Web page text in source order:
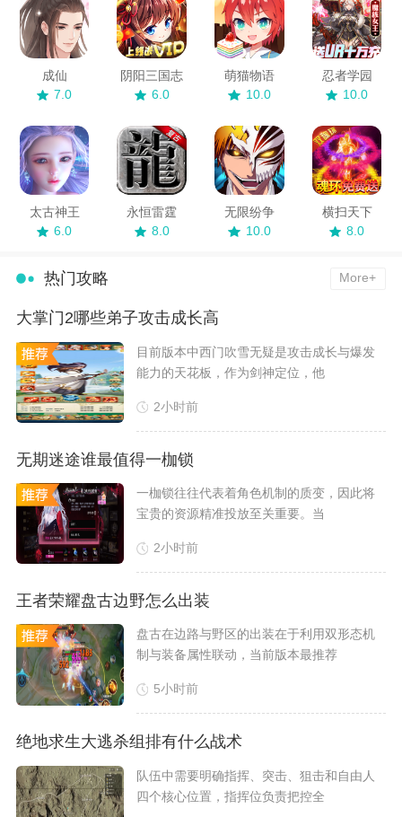
成仙
7.0
阴阳三国志
6.0
萌猫物语
10.0
忍者学园
10.0
太古神王
6.0
永恒雷霆
8.0
无限纷争
10.0
横扫天下
8.0
热门攻略 More+
大掌门2哪些弟子攻击成长高
​目前版本中西门吹雪无疑是攻击成长与爆发
能力的天花板，作为剑神定位，他
2小时前
无期迷途谁最值得一枷锁
​一枷锁往往代表着角色机制的质变，因此将
宝贵的资源精准投放至关重要。当
2小时前
王者荣耀盘古边野怎么出装
盘古在边路与野区的出装在于利用双形态机
制与装备属性联动，当前版本最推荐
5小时前
绝地求生大逃杀组排有什么战术
​队伍中需要明确指挥、突击、狙击和自由人
四个核心位置，指挥位负责把控全